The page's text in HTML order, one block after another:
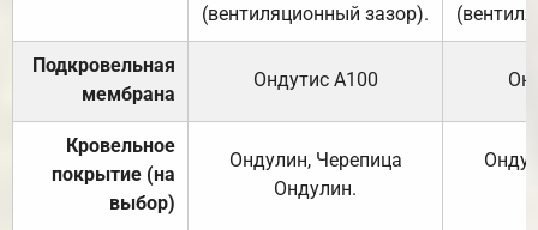
(вентиляционный зазор).
Подкровельная
мембрана
Ондутис А100
Кровельное
покрытие (на
выбор)
Ондулин, Черепица
Ондулин.